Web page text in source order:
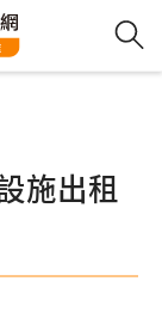
施出租